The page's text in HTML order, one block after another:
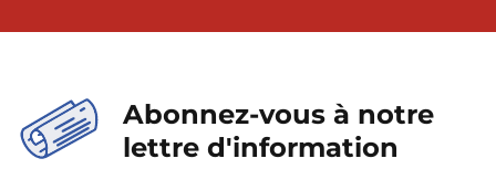
Abonnez-vous à notre
lettre d'information